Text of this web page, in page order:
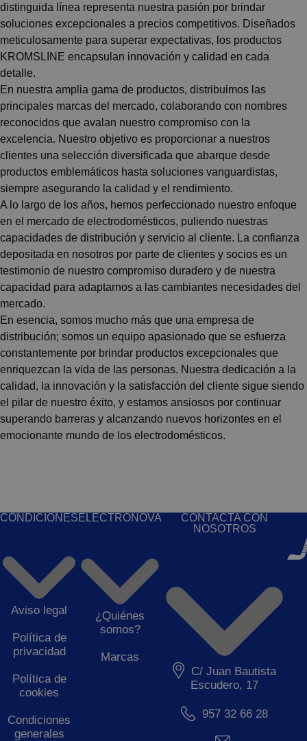
distinguida línea representa nuestra pasión por brindar
soluciones excepcionales a precios competitivos. Diseñados
meticulosamente para superar expectativas, los productos
KROMSLINE encapsulan innovación y calidad en cada
detalle.
En nuestra amplia gama de productos, distribuimos las
principales marcas del mercado, colaborando con nombres
reconocidos que avalan nuestro compromiso con la
excelencia. Nuestro objetivo es proporcionar a nuestros
clientes una selección diversificada que abarque desde
productos emblemáticos hasta soluciones vanguardistas,
siempre asegurando la calidad y el rendimiento.
A lo largo de los años, hemos perfeccionado nuestro enfoque
en el mercado de electrodomésticos, puliendo nuestras
capacidades de distribución y servicio al cliente. La confianza
depositada en nosotros por parte de clientes y socios es un
testimonio de nuestro compromiso duradero y de nuestra
capacidad para adaptarnos a las cambiantes necesidades del
mercado.
En esencia, somos mucho más que una empresa de
distribución; somos un equipo apasionado que se esfuerza
constantemente por brindar productos excepcionales que
enriquezcan la vida de las personas. Nuestra dedicación a la
calidad, la innovación y la satisfacción del cliente sigue siendo
el pilar de nuestro éxito, y estamos ansiosos por continuar
superando barreras y alcanzando nuevos horizontes en el
emocionante mundo de los electrodomésticos.
CONDICIONES
Aviso legal
Política de
privacidad
Política de
cookies
Condiciones
generales
ELECTRONOVA
¿Quiénes
somos?
Marcas
CONTACTA CON
NOSOTROS
C/ Juan Bautista
Escudero, 17
957 32 66 28